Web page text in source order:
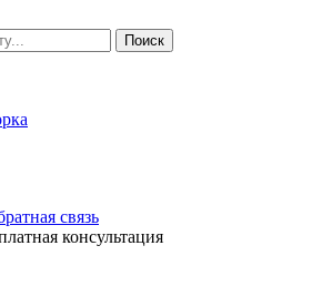
связь
консультация
Конечную стоимость Вы можете
у нашего менеджера.